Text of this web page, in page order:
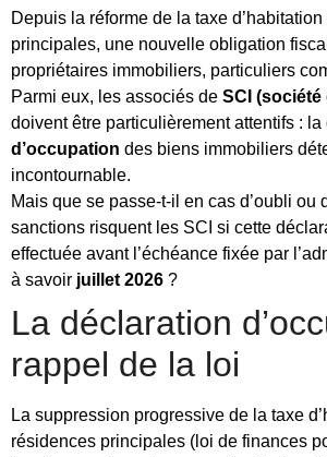
Depuis la réforme de la taxe
principales, une nouvelle obligation
propriétaires immobiliers, particuliers
Parmi eux, les associés de SCI
doivent être particulièrement attentifs : la
d’occupation des biens immobiliers
incontournable.
Mais que se passe-t-il en cas d’oubli ou
sanctions risquent les SCI si cette
effectuée avant l’échéance fixée par
à savoir juillet 2026 ?
La déclaration
rappel de la loi
La suppression progressive de la taxe
résidences principales (loi de finances